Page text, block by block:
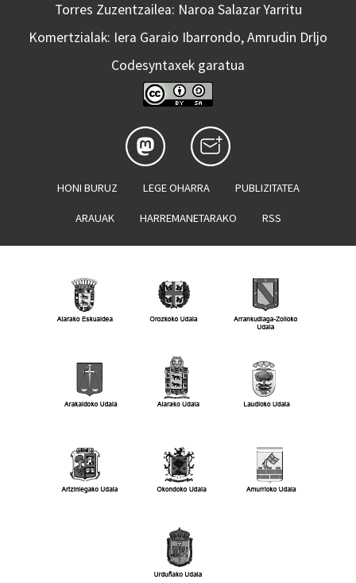
Torres Zuzentzailea: Naroa Salazar Yarritu
Komertzialak: Iera Garaio Ibarrondo, Amrudin Drljo
Codesyntaxek garatua
HONI BURUZ LEGE OHARRA PUBLIZITATEA
ARAUAK HARREMANETARAKO RSS